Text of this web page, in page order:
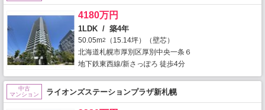
4180万円
1LDK / 築4年
50.05m2
（15.14坪）（壁芯）
北海道札幌市厚別区厚別中央一条６
地下鉄東西線/新さっぽろ 徒歩4分
中古
マンション
ライオンズステーションプラザ新札幌